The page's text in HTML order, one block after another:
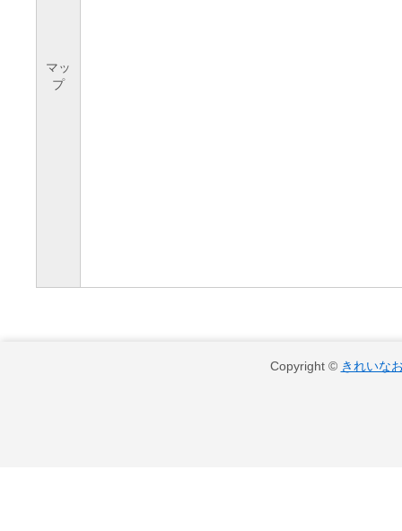
マッ
プ
Copyright © きれいな